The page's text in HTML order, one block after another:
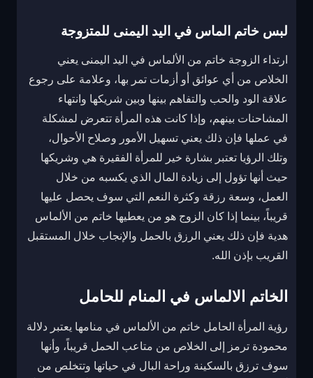
لبس خاتم الماس في اليد اليمنى للمتزوجة
ارتداء الزوجة خاتم من الألماس في اليد اليمنى يعني
الخلاص من أي عوائق أو أزمات تمر بها، وعلامة على رجوع
علاقة الود والحب والتفاهم بينها وبين شريكها وانتهاء
المشاحنات بينهم، وإذا كانت هذه المرأة تتعرض لمشكلة
في عملها فإن ذلك يعني تسهيل الأمور وصلاح الأحوال،
وتلك الرؤيا تعتبر بشارة خير للمرأة الفقيرة هي وشريكها
حيث أنها تؤول إلى زيادة المال الذي يكسبه من خلال
العمل، وسعة رزقة وكثرة النعم التي سوف يحصل عليها
قريباً، بينما إذا كان الزوج هو من يعطيها خاتم من الألماس
هدية فإن ذلك يعني الرزق بالحمل والإنجاب خلال المستقبل
القريب بإذن الله.
الخاتم الالماس في المنام للحامل
رؤية المرأة الحامل خاتم من الألماس في منامها يعتبر دلالة
محمودة ترمز إلى الخلاص من متاعب الحمل قريباً، وأنها
سوف ترزق بالسكينة وراحة البال في حياتها وتتخلص من